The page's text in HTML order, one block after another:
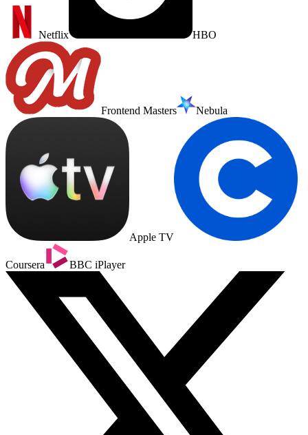
Netflix HBO
Frontend Masters Nebula
Apple TV
Coursera BBC iPlayer